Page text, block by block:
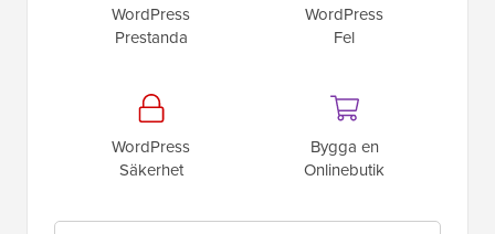
WordPress
Prestanda
WordPress
Fel
WordPress
Säkerhet
Bygga en
Onlinebutik